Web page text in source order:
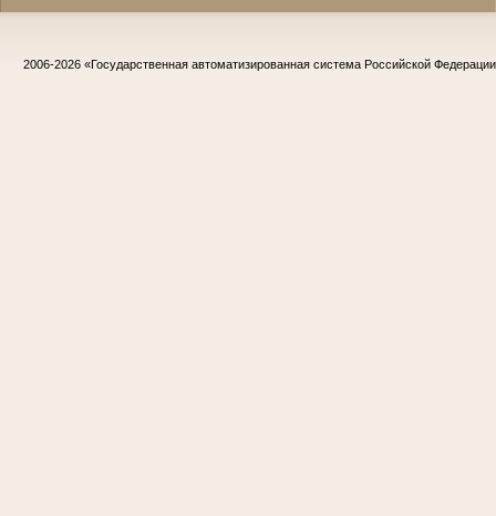
2006-2026 «Государственная автоматизированная система Российской